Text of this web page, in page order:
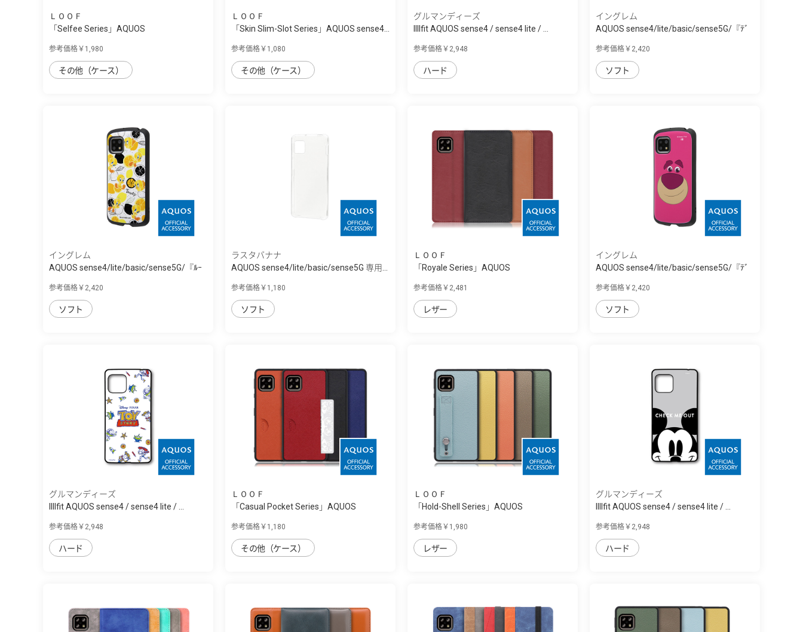
ＬＯＯＦ
「Selfee Series」AQUOS
参考価格￥1,980
その他（ケース）
ＬＯＯＦ
「Skin Slim-Slot Series」AQUOS sense4...
参考価格￥1,080
その他（ケース）
グルマンディーズ
IIIIfit AQUOS sense4 / sense4 lite / ...
参考価格￥2,948
ハード
イングレム
AQUOS sense4/lite/basic/sense5G/『ﾃﾞ
参考価格￥2,420
ソフト
イングレム
AQUOS sense4/lite/basic/sense5G/『ﾙｰ
参考価格￥2,420
ソフト
ラスタバナナ
AQUOS sense4/lite/basic/sense5G 専用...
参考価格￥1,180
ソフト
ＬＯＯＦ
「Royale Series」AQUOS
参考価格￥2,481
レザー
イングレム
AQUOS sense4/lite/basic/sense5G/『ﾃﾞ
参考価格￥2,420
ソフト
グルマンディーズ
IIIIfit AQUOS sense4 / sense4 lite / ...
参考価格￥2,948
ハード
ＬＯＯＦ
「Casual Pocket Series」AQUOS
参考価格￥1,180
その他（ケース）
ＬＯＯＦ
「Hold-Shell Series」AQUOS
参考価格￥1,980
レザー
グルマンディーズ
IIIIfit AQUOS sense4 / sense4 lite / ...
参考価格￥2,948
ハード